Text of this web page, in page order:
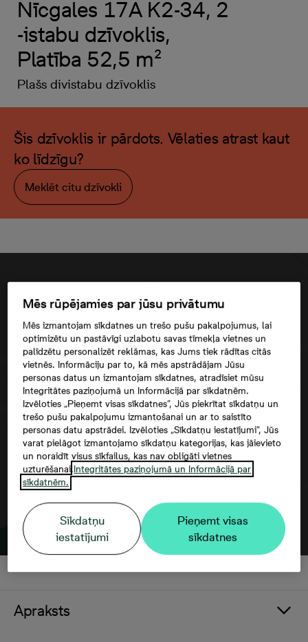
Nīcgales 17A K2-34, 2
-istabu dzīvoklis,
Platība 52,5 m²
Plašs divistabu dzīvoklis
Šis dzīvoklis ir pārdots. Vēlaties atrast kaut
ko līdzīgu?
Meklēt citu dzīvokli
Google maps trešās puses datu
izmantošana
Apraksts
Mēs rūpējamies par jūsu privātumu
Mēs izmantojam sīkdatnes un trešo pušu pakalpojumus, lai
optimizētu un pastāvīgi uzlabotu savas tīmekļa vietnes un
palīdzētu personalizēt reklāmas, kas Jums tiek rādītas citās
vietnēs. Informāciju par to, kā mēs apstrādājam Jūsu
personas datus un izmantojam sīkdatnes, atradīsiet mūsu
Integritātes paziņojumā un Informācijā par sīkdatnēm.
Izvēloties „Pieņemt visas sīkdatnes”, Jūs piekrītat sīkdatņu un
trešo pušu pakalpojumu izmantošanai un ar to saistīto
personas datu apstrādei. Izvēloties „Sīkdatņu iestatījumi”, Jūs
varat pielāgot izmantojamo sīkdatņu kategorijas, kas jāievieto
un noraidīt visus sīkfailus, kas nav obligāti vietnes
uzturēšanai.Integritātes paziņojumā un Informācijā par
sīkdatnēm.
Sīkdatņu
iestatījumi
Pieņemt visas
sīkdatnes